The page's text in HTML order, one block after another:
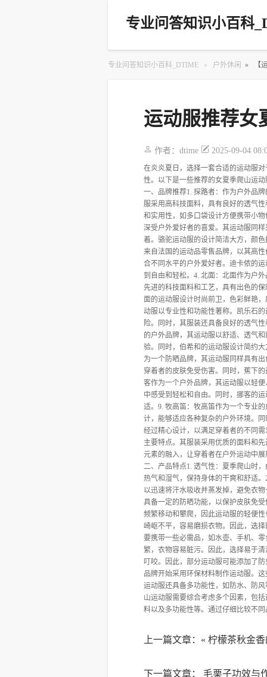
专业问答知识小百科
专业问答知识小百科_DTIME » 户外休闲 » 【
运动服推荐女
作者：dtime 2025-09-04
在炎炎夏日，选择一套合适的运动服
性。以下是一些推荐的女夏季爬山运
一、品牌推荐1. 探路者：作为户外品
服采用高科技面料，具有良好的透气
和实用性，如多口袋设计方便携带小
深受户外爱好者的喜爱。其运动服同
着。骆驼运动服的设计简洁大方，颜
来自法国的运动品零售品牌，以其高
合不同水平的户外爱好者。迪卡侬的
到自由和轻松。4. 北面：北面作为户
先进的科技面料和工艺，具有出色的
面的运动服设计时尚前卫，色彩鲜艳
动服以专业性和功能性著称。凯乐石
险。同时，其服装还具备良好的透气
的户外品牌，其运动服以舒适、透气
验。同时，伯希和的运动服设计简约
为一个防晒品牌，其运动服同样具有
穿着者的皮肤免受伤害。同时，蕉下
客作为一个户外品牌，其运动服以轻
中感受到轻松和自由。同时，挪客的
适。9. 牧高笛：牧高笛作为一个专业
计，能够适应各种复杂的户外环境。
经过精心设计，以满足穿着者的不同
主要特点。其服装采用优质的面料和
元素的融入，让穿着者在户外运动中
二、产品特点1. 透气性：夏季爬山时
热气和湿气，保持身体的干爽和舒适
以迅速将汗水吸收并蒸发掉，避免衣
具备一定的防晒功能，以保护皮肤免
频繁移动和攀爬，因此运动服的轻便
崎岖不平，容易磨损衣物。因此，选
要携带一些必需品，如水壶、手机、
繁，衣物容易脏污。因此，选择易于
叮咬。因此，部分运动服可能添加了
品牌开始采用环保材料制作运动服。
运动服还具备多功能性，如防水、防
山运动服需要综合考虑多个因素，包
料以及多功能性等。通过仔细比较不
上一篇文章：«柠檬茶秋金
下一篇文章： 毛栗子功效与